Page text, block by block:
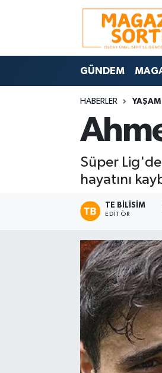
GÜNDEM
HABERLER YAŞAM
Süper
hayatını
TE BILISIM
EDITÖR
Nöbetçi Eczaneler
Hava Durumu
Trafik Durumu
Süper Lig Puan Durumu ve
Tüm Manşetler